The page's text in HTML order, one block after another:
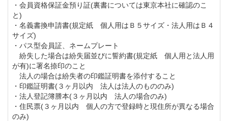
ラウンド中で楽しみの一つである、ランチは豊富なメ
ニューをお好きなだけお楽しみ頂けるバイキング形式
です。
またレストランの奥にはマッサージチェアや脚マッサ
ージができる休憩スペースをご用意しています。
清潔感のあるロッカールームやアジア取手CC自慢の檜
風呂が楽しめる浴室を完備。
ヒノキの香りが1日の疲れを癒してくれます。
・会員資格保証金預り証(裏書については東京本社に確認のこ
と)
・名義書換申請書(規定紙 個人用はＢ５サイズ・法人用はＢ４
サイズ)
・パス型会員証、ネームプレート
紛失した場合は紛失届並びに誓約書(規定紙 個人用と法人用
が有)に署名捺印のこと
法人の場合は紛失者の印鑑証明書を添付すること
・印鑑証明書(３ヶ月以内 法人は法人のもののみ)
・法人登記簿謄本(３ヶ月以内 法人の場合のみ)
・住民票(３ヶ月以内 個人の方で登録時と現住所が異なる場合
のみ)